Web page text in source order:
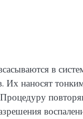
в
наносят